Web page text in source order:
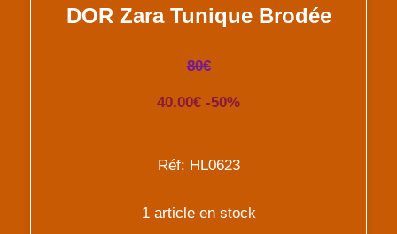
DOR Zara Tunique Brodée
80€
40.00€ -50%
Réf: HL0623
1 article en stock